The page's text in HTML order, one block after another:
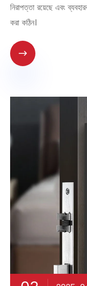
নিরাপত্তা রয়েছে এবং
করা কঠিন।
